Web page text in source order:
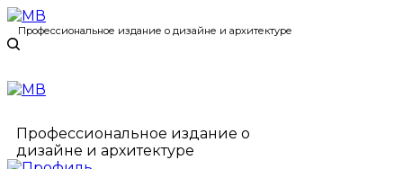
Профессиональное издание о дизайне и архитектуре
Профессиональное издание о
дизайне и архитектуре